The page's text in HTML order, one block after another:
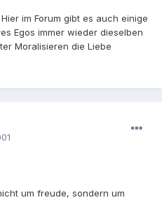
im Forum gibt es auch einige
Egos immer wieder dieselben
Moralisieren die Liebe
um freude, sondern um